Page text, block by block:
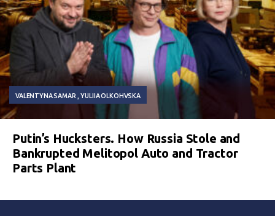
VALENTYNA SAMAR YULIIA OLKOHVSKA
Putin’s Hucksters. How Russia Stole and
Bankrupted Melitopol Auto and Tractor
Parts Plant